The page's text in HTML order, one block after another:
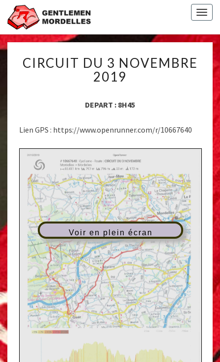
DU
3
NOVEMBRE
CIRCUIT DU 3 NOVEMBRE
2019
DEPART : 8H45
Lien GPS : https://www.openrunner.com/r/10667640
Voir en plein écran